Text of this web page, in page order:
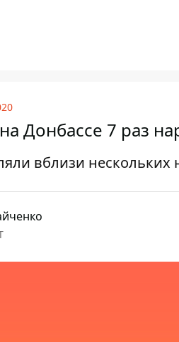
Донбассе 7 раз
вблизи нескольких